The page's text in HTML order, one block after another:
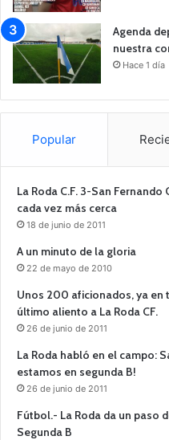
Agenda
nuestra
Hace 1 día
Popular
La Roda C.F. 3-San
cada vez más cerca
18 de junio de 2011
A un minuto de la gloria
22 de mayo de 2010
Unos 200 aficionados, ya en
último aliento a La Roda CF.
26 de junio de 2011
La Roda habló en el campo:
estamos en segunda B!
26 de junio de 2011
Fútbol.- La Roda da un paso
Segunda B